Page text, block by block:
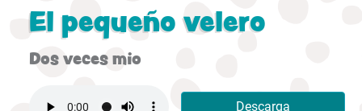
Aventuras
El pequeño velero
Dos veces mio
Descarga